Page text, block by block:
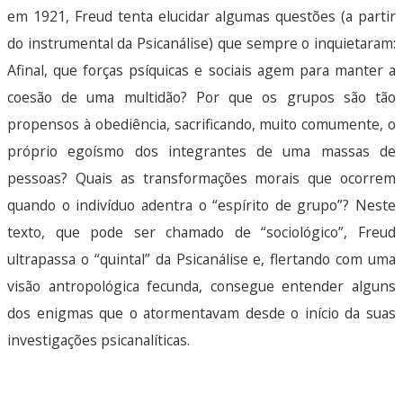
em 1921, Freud tenta elucidar algumas questões (a partir
do instrumental da Psicanálise) que sempre o inquietaram:
Afinal, que forças psíquicas e sociais agem para manter a
coesão de uma multidão? Por que os grupos são tão
propensos à obediência, sacrificando, muito comumente, o
próprio egoísmo dos integrantes de uma massas de
pessoas? Quais as transformações morais que ocorrem
quando o indivíduo adentra o “espírito de grupo”? Neste
texto, que pode ser chamado de “sociológico”, Freud
ultrapassa o “quintal” da Psicanálise e, flertando com uma
visão antropológica fecunda, consegue entender alguns
dos enigmas que o atormentavam desde o início da suas
investigações psicanalíticas.